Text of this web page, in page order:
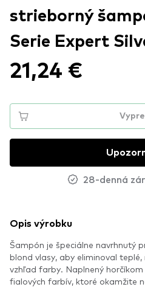
strieborný
Serie Expert
21,24 €
28-denná
Opis výrobku
Šampón je špeciálne navrhnutý
blond vlasy, aby eliminoval
vzhľad farby. Naplnený
fialových farbív, ktoré okamžite